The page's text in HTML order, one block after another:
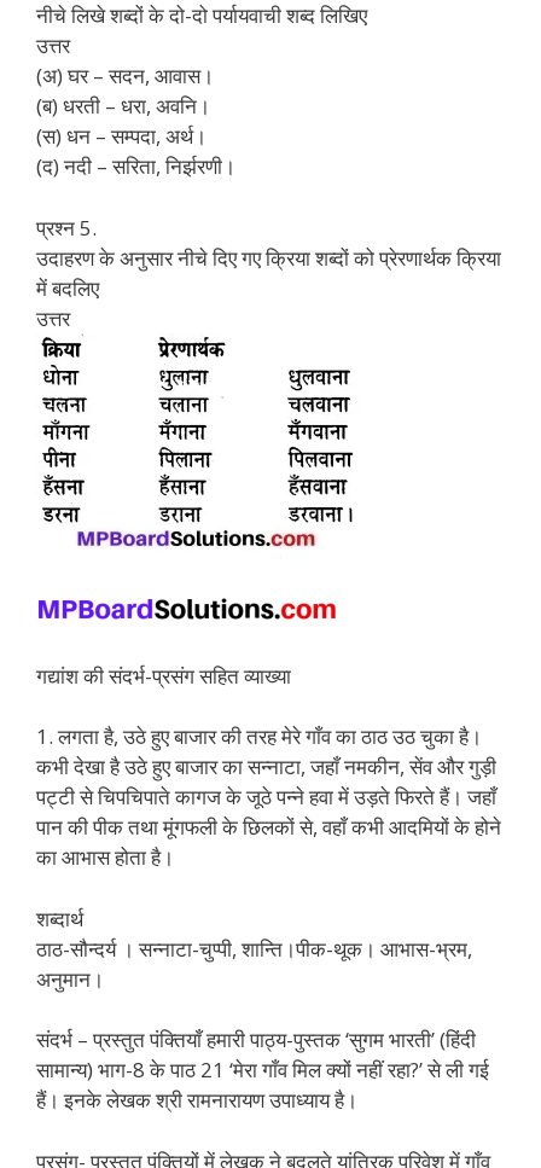
नीचे लिखे शब्दों के दो-दो पर्यायवाची शब्द लिखिए
उत्तर
(अ) घर – सदन, आवास।
(ब) धरती – धरा, अवनि।
(स) धन – सम्पदा, अर्थ।
(द) नदी – सरिता, निर्झरणी।
प्रश्न 5.
उदाहरण के अनुसार नीचे दिए गए क्रिया शब्दों को प्रेरणार्थक क्रिया
में बदलिए
उत्तर
गद्यांश की संदर्भ-प्रसंग सहित व्याख्या
1. लगता है, उठे हुए बाजार की तरह मेरे गाँव का ठाठ उठ चुका है।
कभी देखा है उठे हुए बाजार का सन्नाटा, जहाँ नमकीन, सेंव और गुड़ी
पट्टी से चिपचिपाते कागज के जूठे पन्ने हवा में उड़ते फिरते हैं। जहाँ
पान की पीक तथा मूंगफली के छिलकों से, वहाँ कभी आदमियों के होने
का आभास होता है।
शब्दार्थ
ठाठ-सौन्दर्य । सन्नाटा-चुप्पी, शान्ति।पीक-थूक। आभास-भ्रम,
अनुमान।
संदर्भ – प्रस्तुत पंक्तियाँ हमारी पाठ्य-पुस्तक ‘सुगम भारती’ (हिंदी
सामान्य) भाग-8 के पाठ 21 ‘मेरा गाँव मिल क्यों नहीं रहा?’ से ली गई
हैं। इनके लेखक श्री रामनारायण उपाध्याय है।
प्रसंग- प्रस्तुत पंक्तियों में लेखक ने बदलते यांत्रिक परिवेश में गाँव